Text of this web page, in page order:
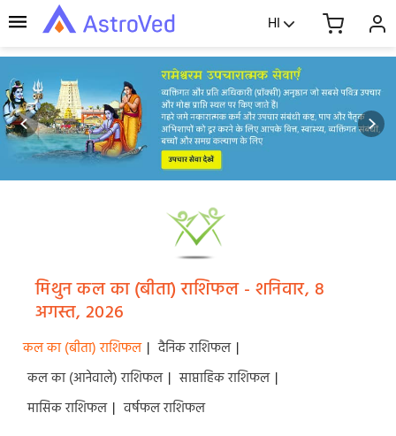
HI
मिथुन कल का (बीता) राशिफल - शनिवार, 8
अगस्त, 2026
कल का (बीता) राशिफल | दैनिक राशिफल |
कल का (आनेवाले) राशिफल | साप्ताहिक राशिफल |
मासिक राशिफल | वर्षफल राशिफल